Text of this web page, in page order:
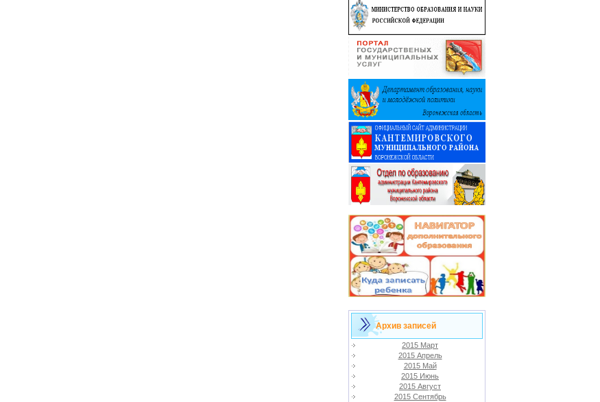
Архив записей
2015 Март
2015 Апрель
2015 Май
2015 Июнь
2015 Август
2015 Сентябрь